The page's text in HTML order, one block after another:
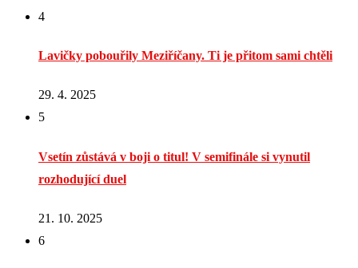
4
Lavičky pobouřily Meziříčany. Ti je přitom sami chtěli
29. 4. 2025
5
Vsetín zůstává v boji o titul! V semifinále si vynutil
rozhodující duel
21. 10. 2025
6